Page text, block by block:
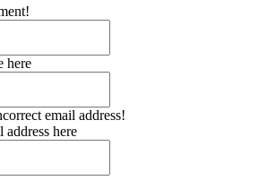
here
email address!
address here